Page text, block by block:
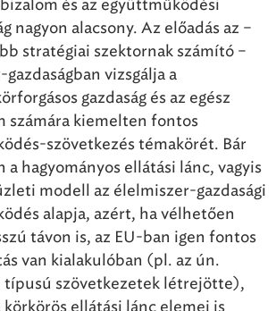
és az együttműködési
nagyon alacsony. Az előadás az –
stratégiai szektornak számító –
vizsgálja a
gazdaság és az egész
számára kiemelten fontos
szövetkezés témakörét. Bár
a hagyományos ellátási lánc, vagyis
modell az élelmiszer-gazdasági
alapja, azért, ha vélhetően
távon is, az EU-ban igen fontos
van kialakulóban (pl. az ún.
típusú szövetkezetek létrejötte),
körkörös ellátási lánc elemei is